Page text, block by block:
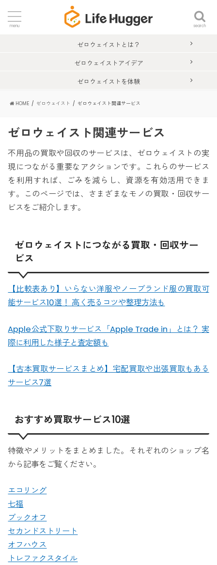
search
menu
ゼロウェイストとは？
ゼロウェイストアイデア
ゼロウェイストを体験
HOME ゼロウェイスト ゼロウェイスト関連サービス
ゼロウェイスト関連サービス
不用品の買取や回収のサービスは、ゼロウェイストの実
現につながる重要なアクションです。これらのサービス
を利用すれば、ごみを減らし、資源を有効活用できま
す。このページでは、さまざまなモノの買取・回収サー
ビスをご紹介します。
ゼロウェイストにつながる買取・回収サー
ビス
【比較表あり】いらない洋服やノーブランド服の買取可
能サービス10選！ 高く売るコツや整理方法も
Apple公式下取りサービス「Apple Trade in」とは？ 実
際に利用した様子と査定額も
【古本買取サービスまとめ】宅配買取や出張買取もある
サービス7選
おすすめ買取サービス10選
特徴やメリットをまとめました。それぞれのショップ名
から記事をご覧ください。
エコリング
七福
ブックオフ
セカンドストリート
オフハウス
トレファクスタイル